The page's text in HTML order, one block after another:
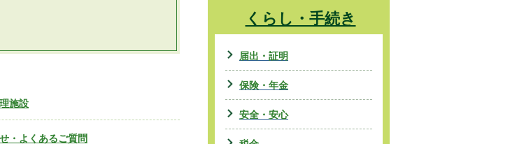
施設
・よくあるご質問
くらし・手続き
届出・証明
保険・年金
安全・安心